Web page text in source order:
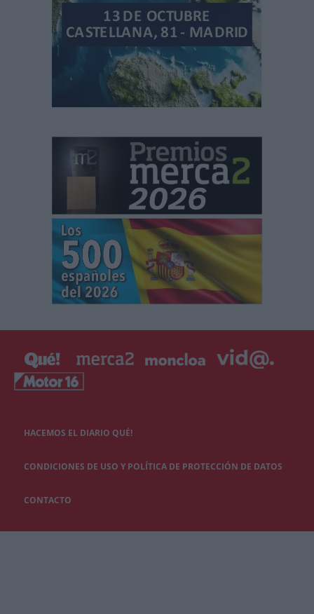
HACEMOS EL DIARIO QUÉ!
CONDICIONES DE USO Y POLÍTICA DE PROTECCIÓN DE DATOS
CONTACTO